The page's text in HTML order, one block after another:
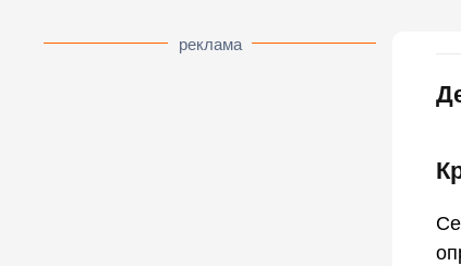
реклама